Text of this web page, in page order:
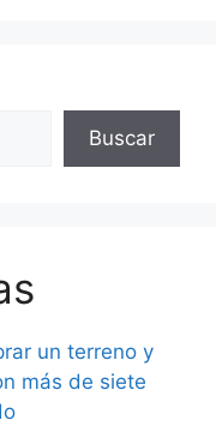
Buscar
un terreno y
más de siete